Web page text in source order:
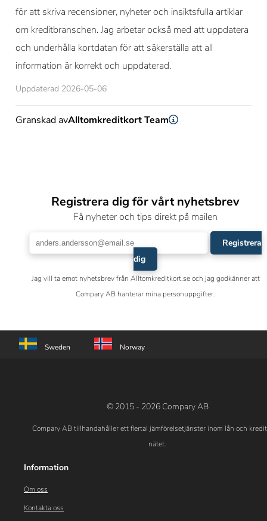
för att skriva recensioner, nyheter och insiktsfulla artiklar
om kreditbranschen. Jag arbetar också med att uppdatera
och underhålla kortdatan för att säkerställa att all
information är korrekt och uppdaterad.
Uppdaterad 2026-05-06
Granskad avAlltomkreditkort Team
Registrera dig för vårt nyhetsbrev
Få nyheter och tips direkt på mailen
Registrera
dig
Jag vill ta emot nyhetsbrev från Alltomkreditkort.se och jag godkänner att
Compary AB hanterar mina personuppgifter.
Sweden Norway
© 2015 - 2026 Compary AB
Compary AB tillhandahåller ett flertal jämförelsetjänster inom lån och
nätet.
Information
Om oss
Kontakta oss